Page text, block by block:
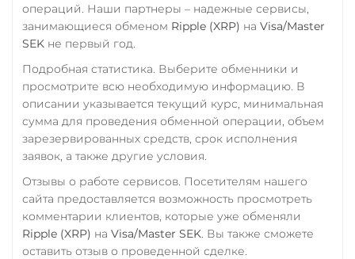
TrueUSD (TUSD)
ERC20 TRC20 BEP
Trust Wallet Token (TWT)
BEP20
Uniswap (UNI)
ERC20
USD Coin (USDC)
AVAX
CRONOS
Счет ИП/ООО
UAH RUB USD
EUR
Тинькофф
RUB
CASH-IN RUB
QR RUB
Фридом Банк KZT
Центр Кредит KZT
Элкарт KGS
операций. Наши партнеры – надежные сервисы,
занимающиеся обменом Ripple (XRP) на Visa/Master
SEK не первый год.
Подробная статистика. Выберите обменники и
просмотрите всю необходимую информацию. В
описании указывается текущий курс, минимальная
сумма для проведения обменной операции, объем
зарезервированных средств, срок исполнения
заявок, а также другие условия.
Отзывы о работе сервисов. Посетителям нашего
сайта предоставляется возможность просмотреть
комментарии клиентов, которые уже обменяли
Ripple (XRP) на Visa/Master SEK. Вы также сможете
оставить отзыв о проведенной сделке.